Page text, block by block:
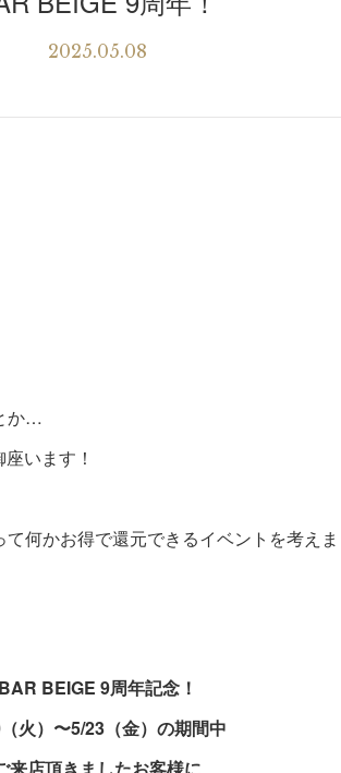
2025.05.08
か…
います！
何かお得で還元できるイベントを考え
BAR BEIGE 9周年記念！
火）〜5/23（金）の期間中